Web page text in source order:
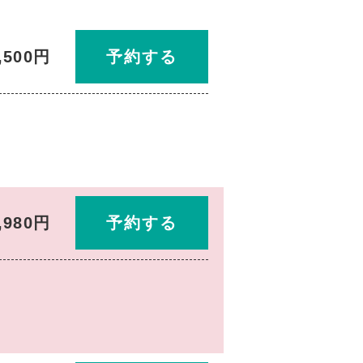
円 予約する
円 予約する